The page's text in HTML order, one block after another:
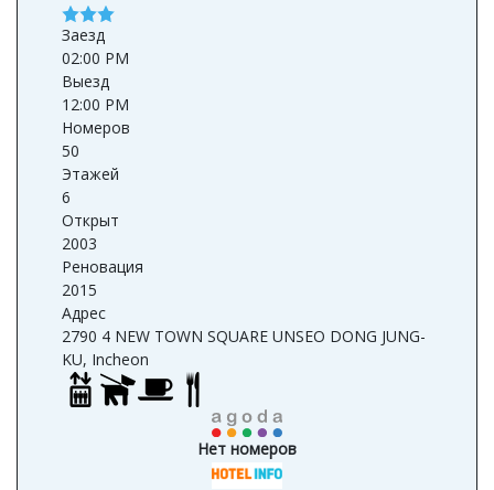
Заезд
02:00 PM
Выезд
12:00 PM
Номеров
50
Этажей
6
Открыт
2003
Реновация
2015
Адрес
2790 4 NEW TOWN SQUARE UNSEO DONG JUNG-
KU, Incheon
Нет номеров